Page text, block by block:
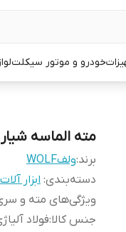
خودرو و موتور سیکلت
مته الماسه شیار
برند:ولفWOLF
دسته‌بندی: ابزار
ویژگی‌های مته و
جنس کالا:فولاد